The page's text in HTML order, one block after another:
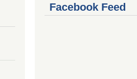
Facebook Feed